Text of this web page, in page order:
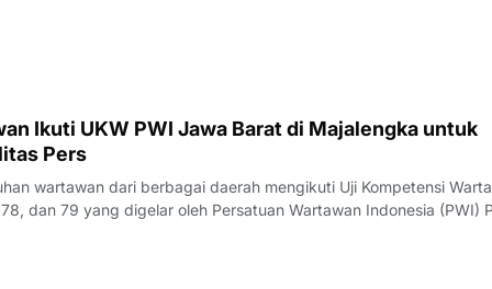
Juli 2026.Penguji UKW, Rita, menyampaikan hasil evaluasi akhir
Ikuti UKW PWI Jawa Barat di Majalengka untuk
Pers
wartawan dari berbagai daerah mengikuti Uji Kompetensi
dan 79 yang digelar oleh Persatuan Wartawan Indonesia (PWI)
Rabu (22/7/2026).Pelaksana Tugas (Plt) Ketua PWI Jawa